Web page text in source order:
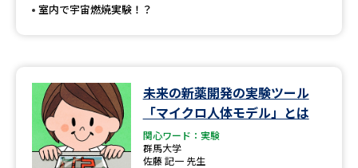
室内で宇宙燃焼実験！？
未来の新薬開発の実験ツール
「マイクロ人体モデル」とは
関心ワード：実験
群馬大学
佐藤 記一 先生